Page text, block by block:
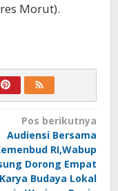
Morut).
Pos berikutnya
Audiensi Bersama
RI,Wabup
Dorong Empat
Karya Budaya Lokal